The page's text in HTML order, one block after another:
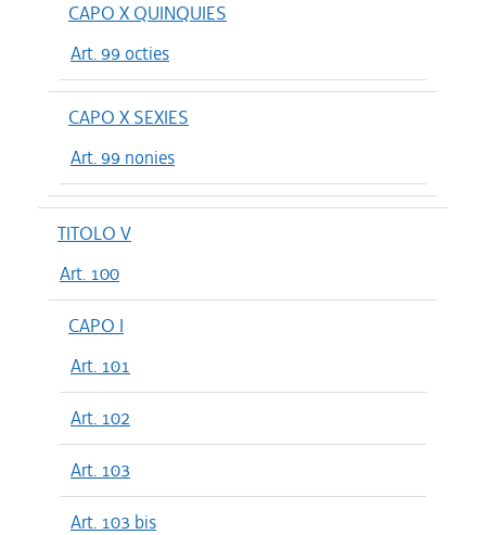
CAPO X QUINQUIES
Art. 99 octies
CAPO X SEXIES
Art. 99 nonies
TITOLO V
Art. 100
CAPO I
Art. 101
Art. 102
Art. 103
Art. 103 bis